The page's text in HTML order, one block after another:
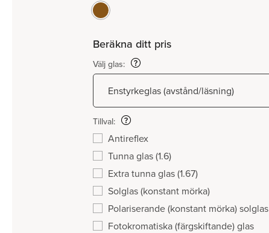
Beräkna ditt pris
Välj glas:
Tillval:
Antireflex
Tunna glas (1.6)
Extra tunna glas (1.67)
Solglas (konstant mörka)
Polariserande (konstant mörka) solglas
Fotokromatiska (färgskiftande) glas